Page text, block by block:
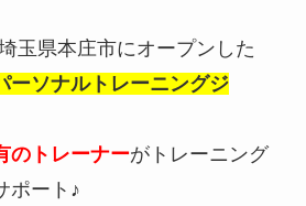
玉県本庄市にオープンした
ーソナルトレーニングジ
のトレーナーがトレーニング
ポート♪